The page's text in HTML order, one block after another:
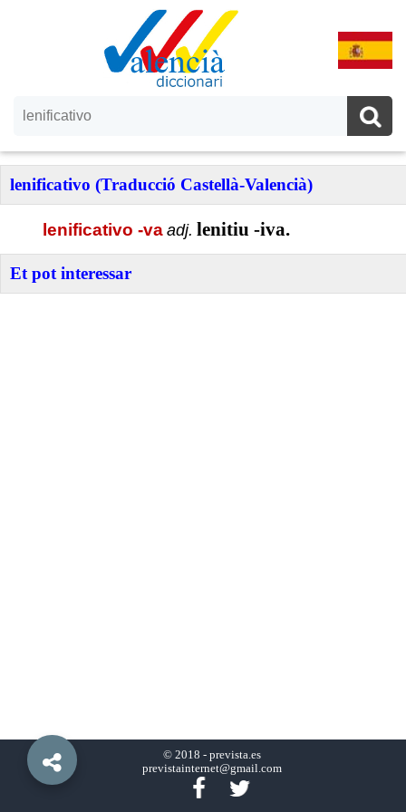
lenificativo (Traducció Castellà-Valencià)
lenificativo -va adj. lenitiu -iva.
Et pot interessar
© 2018 - prevista.es
previstainternet@gmail.com